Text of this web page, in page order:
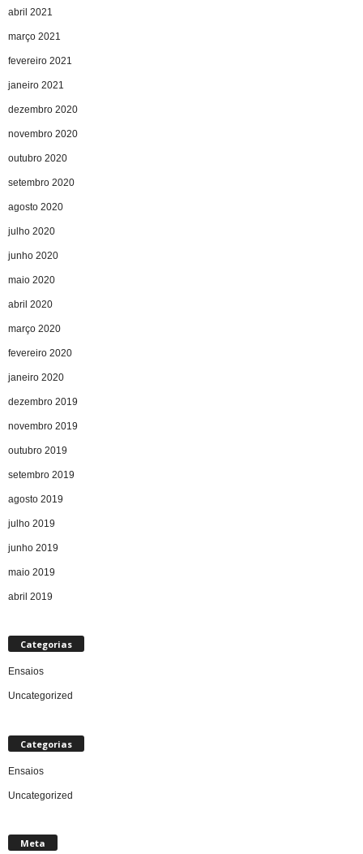
abril 2021
março 2021
fevereiro 2021
janeiro 2021
dezembro 2020
novembro 2020
outubro 2020
setembro 2020
agosto 2020
julho 2020
junho 2020
maio 2020
abril 2020
março 2020
fevereiro 2020
janeiro 2020
dezembro 2019
novembro 2019
outubro 2019
setembro 2019
agosto 2019
julho 2019
junho 2019
maio 2019
abril 2019
Categorias
Ensaios
Uncategorized
Categorias
Ensaios
Uncategorized
Meta